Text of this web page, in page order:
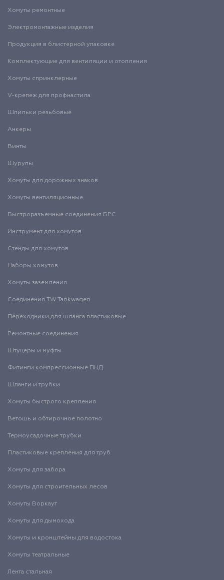
Хомуты ремонтные
Электромонтажные изделия
Продукция в блистерной упаковке
Комплектующие для вентиляции и отопления
Хомуты спринклерные
V-крепеж для профнастила
Шпильки резьбовые
Анкеры
Винты
Шурупы
Хомуты для дорожных знаков
Хомуты вентиляционные
Быстроразъемные соединения БРС
Инструмент для хомутов
Стенды для хомутов
Наборы хомутов
Хомуты заземления
Соединения TW Tankwagen
Переходники для шланга пластиковые
Ремонтные соединения
Штуцеры и муфты
Фитинги компрессионные ПНД
Шланги и трубки
Хомуты быстрого крепления
Ветошь и обтирочное полотно
Термоусадочные трубки
Пластиковые крепления для труб
Хомуты для забора
Хомуты для строительных лесов
Хомуты Воркаут
Хомуты для дымохода
Хомуты и кронштейны для водостока
Хомуты театральные
Лента стальная